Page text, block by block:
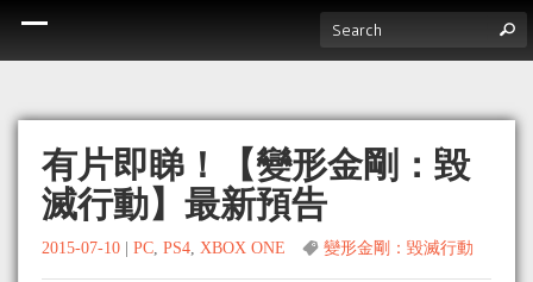
有片即睇！【變形金剛：毀
滅行動】最新預告
2015-07-10 PC, PS4, XBOX ONE 變形金剛：毀滅行動